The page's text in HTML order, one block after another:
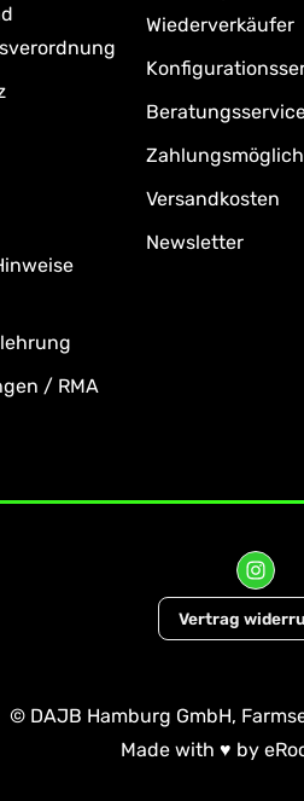
/ RMA
Wiederverkäufer
Versandkosten
Newsletter
Vertrag
© DAJB Hamburg GmbH,
Made with ♥ by